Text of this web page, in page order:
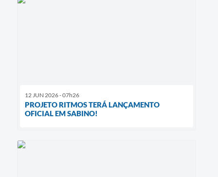
12 JUN 2026 - 07h26
PROJETO RITMOS TERÁ LANÇAMENTO
OFICIAL EM SABINO!